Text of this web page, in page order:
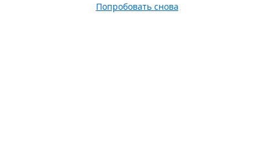
Попробовать снова